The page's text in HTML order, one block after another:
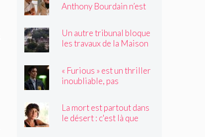
Anthony Bourdain n’est
Un autre tribunal bloque
les travaux de la Maison
suprême
« Furious » est un thriller
inoubliable, pas
La mort est partout dans
le désert : c'est là que